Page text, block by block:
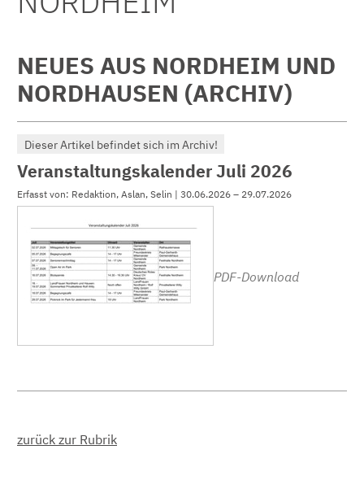
NEUES AUS NORDHEIM UND
NORDHAUSEN (ARCHIV)
Dieser Artikel befindet sich im Archiv!
Veranstaltungskalender Juli 2026
Erfasst von: Redaktion, Aslan, Selin | 30.06.2026 – 29.07.2026
PDF-Download
zurück zur Rubrik